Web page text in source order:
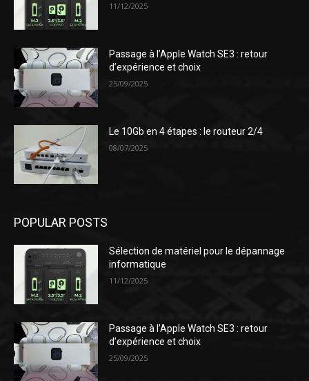
11/12/2025
Passage à l’Apple Watch SE3 : retour
d’expérience et choix
25/09/2025
Le 10Gb en 4 étapes : le routeur 2/4
08/07/2025
POPULAR POSTS
Sélection de matériel pour le dépannage
informatique
11/12/2025
Passage à l’Apple Watch SE3 : retour
d’expérience et choix
25/09/2025